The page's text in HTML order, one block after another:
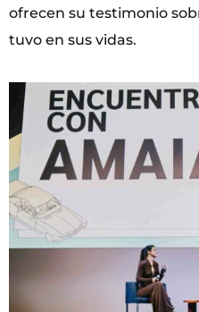
ofrecen su testimonio
tuvo en sus vidas.